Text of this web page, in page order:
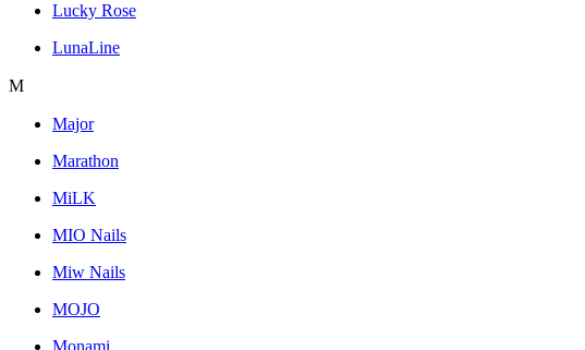
Lucky Rose
LunaLine
M
Major
Marathon
MiLK
MIO Nails
Miw Nails
MOJO
Monami